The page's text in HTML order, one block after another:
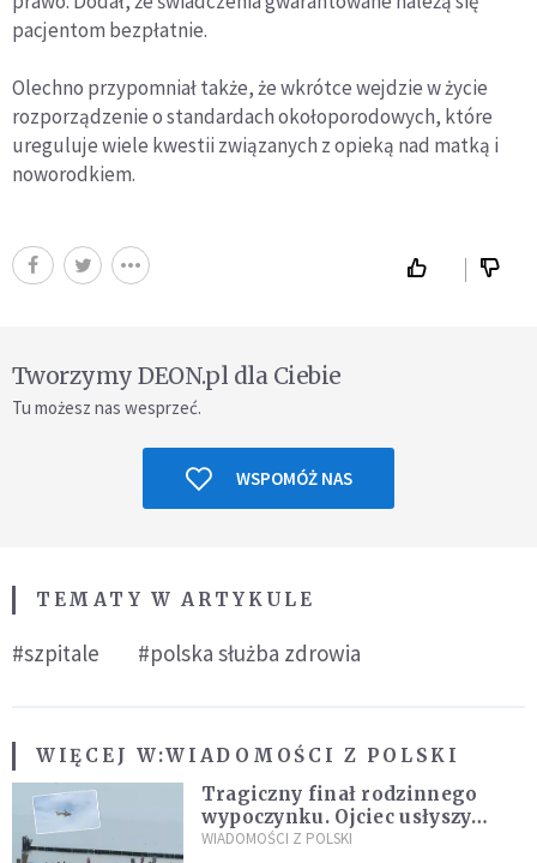
pacjentom bezpłatnie.
Olechno przypomniał także, że wkrótce wejdzie w życie
rozporządzenie o standardach okołoporodowych, które
ureguluje wiele kwestii związanych z opieką nad matką i
noworodkiem.
Tworzymy DEON.pl dla Ciebie
Tu możesz nas wesprzeć.
WSPOMÓŻ NAS
TEMATY W ARTYKULE
#szpitale #polska służba zdrowia
WIĘCEJ W:WIADOMOŚCI Z POLSKI
Tragiczny finał rodzinnego
wypoczynku. Ojciec usłyszy
zarzuty
WIADOMOŚCI Z POLSKI